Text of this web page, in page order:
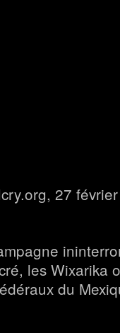
27
les Wixarika
du